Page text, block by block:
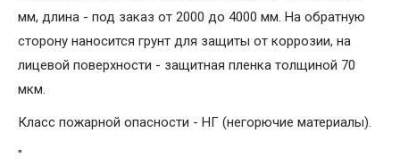
мм, длина - под заказ от 2000 до 4000 мм. На обратную
сторону наносится грунт для защиты от коррозии, на
лицевой поверхности - защитная пленка толщиной 70
мкм.
Класс пожарной опасности - НГ (негорючие материалы).
"